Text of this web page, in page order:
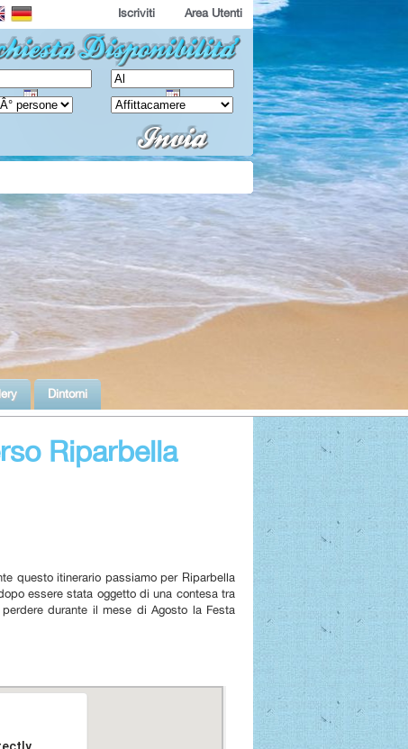
Iscriviti Area Utenti
Dintorni
Riparbella
questo itinerario passiamo per Riparbella
essere stata oggetto di una contesa tra
durante il mese di Agosto la Festa